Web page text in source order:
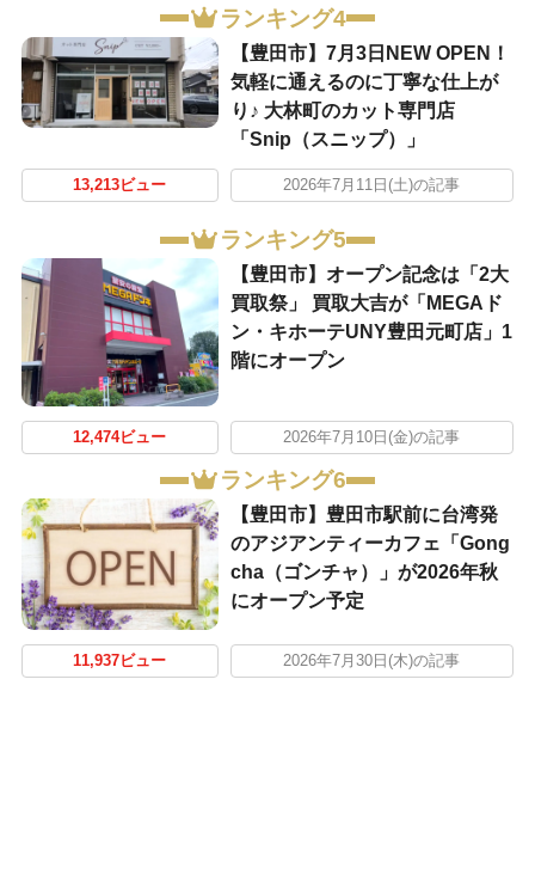
ランキング4
【豊田市】7月3日NEW OPEN！
気軽に通えるのに丁寧な仕上が
り♪ 大林町のカット専門店
「Snip（スニップ）」
13,213ビュー 2026年7月11日(土)の記事
ランキング5
【豊田市】オープン記念は「2大
買取祭」 買取大吉が「MEGAド
ン・キホーテUNY豊田元町店」1
階にオープン
12,474ビュー 2026年7月10日(金)の記事
ランキング6
【豊田市】豊田市駅前に台湾発
のアジアンティーカフェ「Gong
cha（ゴンチャ）」が2026年秋
にオープン予定
11,937ビュー 2026年7月30日(木)の記事